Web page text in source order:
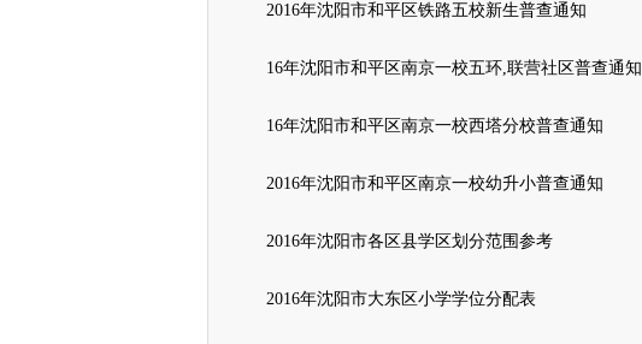
2016年沈阳市和平区铁路五校新生普查通知
16年沈阳市和平区南京一校五环,联营社区普查通知
16年沈阳市和平区南京一校西塔分校普查通知
2016年沈阳市和平区南京一校幼升小普查通知
2016年沈阳市各区县学区划分范围参考
2016年沈阳市大东区小学学位分配表